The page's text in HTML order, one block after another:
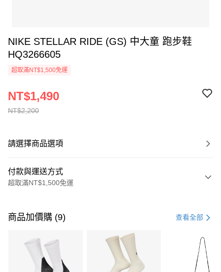
NIKE STELLAR RIDE (GS) 中大童 跑步鞋
HQ3266605
超取滿NT$1,500免運
NT$2,200
NT$1,490
請選擇商品選項
付款與運送方式
超取滿NT$1,500免運
信用卡一次付款
3 期 0 利率 每期 21家銀行
合作金庫商業銀行
第一商業銀行
商品加價購 (9) 查看全部